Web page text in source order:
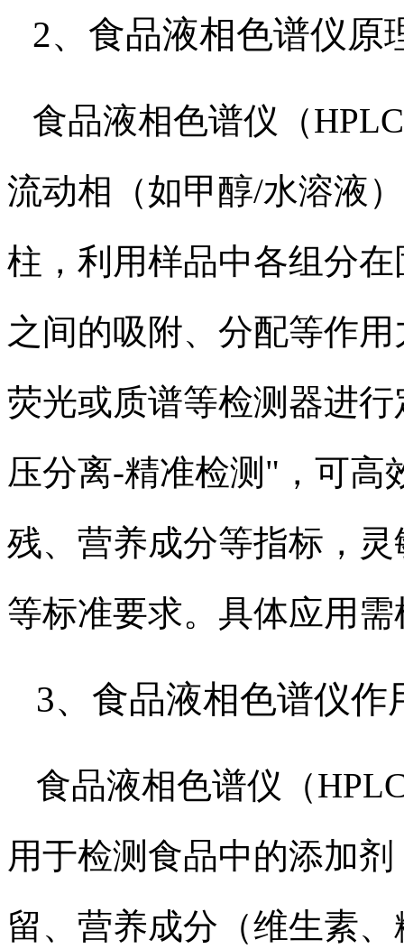
2、食品液相色谱仪原
食品液相色谱仪（
流动相（如甲醇/水溶液
柱，利用样品中各组分
之间的吸附、分配等作
荧光或质谱等检测器进
压分离-精准检测"，可高
残、营养成分等指标，灵
等标准要求。具体应用
3、食品液相色谱仪作
食品液相色谱仪（
用于检测食品中的添加
留、营养成分（维生素